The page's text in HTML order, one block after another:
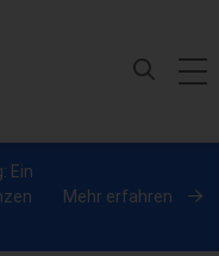
Ein
Mehr erfahren